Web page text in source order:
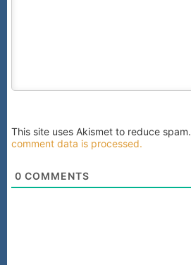
This site uses Akismet to reduce spam.
comment data is processed.
0 COMMENTS